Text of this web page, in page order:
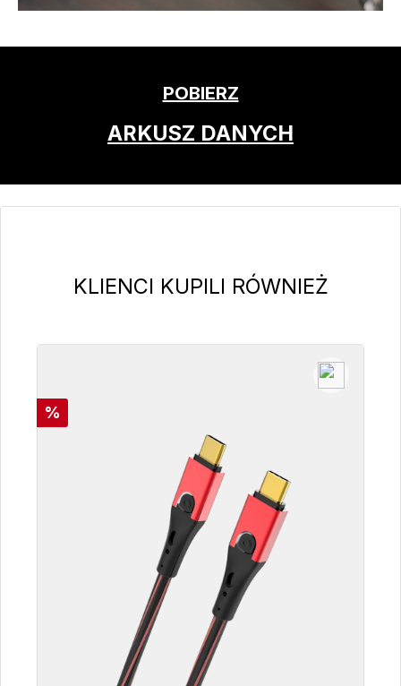
POBIERZ
ARKUSZ DANYCH
Pomiń galerię produktów
KLIENCI KUPILI RÓWNIEŻ
Rabat
%